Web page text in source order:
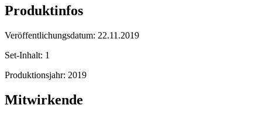
Produktinfos
Veröffentlichungsdatum: 22.11.2019
Set-Inhalt: 1
Produktionsjahr: 2019
Mitwirkende